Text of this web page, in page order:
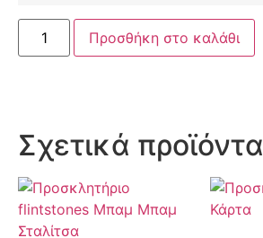
Προσθήκη στο καλάθι
Σχετικά προϊόντα